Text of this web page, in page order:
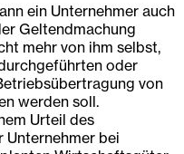
ein Unternehmer auch
Geltendmachung
mehr von ihm selbst,
oder
von
werden soll.
Urteil des
Unternehmer bei